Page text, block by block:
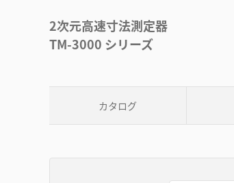
2次元高速寸法測定器
TM-3000 シリーズ
カタログ